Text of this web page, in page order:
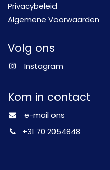
Privacybeleid
Algemene Voorwaarden
Volg ons
Instagram
Kom in contact
e-mail ons
+31 70 2054848